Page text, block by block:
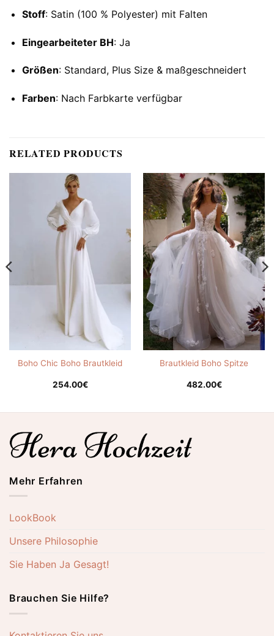
Stoff: Satin (100 % Polyester) mit Falten
Eingearbeiteter BH: Ja
Größen: Standard, Plus Size & maßgeschneidert
Farben: Nach Farbkarte verfügbar
RELATED PRODUCTS
Boho Chic Boho Brautkleid
254.00€
Brautkleid Boho Spitze
482.00€
Mehr Erfahren
LookBook
Unsere Philosophie
Sie Haben Ja Gesagt!
Brauchen Sie Hilfe?